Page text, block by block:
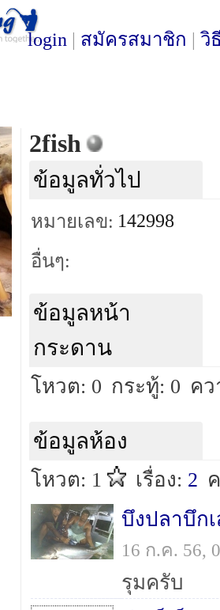
login | สมัครสมาชิก | วิ
2fish
ข้อมูลทั่วไป
หมายเลข: 142998
อื่นๆ:
ข้อมูลหน้า
กระดาน
โหวต: 0 กระทู้: 0 ค
ข้อมูลห้อง
โหวต: 1 เรื่อง: 2
บึงปลาบึก
16 ก.ค. 56,
รุมครับ